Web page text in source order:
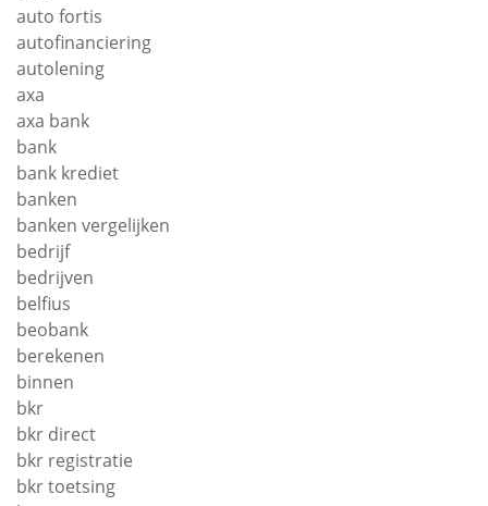
auto fortis
autofinanciering
autolening
axa
axa bank
bank
bank krediet
banken
banken vergelijken
bedrijf
bedrijven
belfius
beobank
berekenen
binnen
bkr
bkr direct
bkr registratie
bkr toetsing